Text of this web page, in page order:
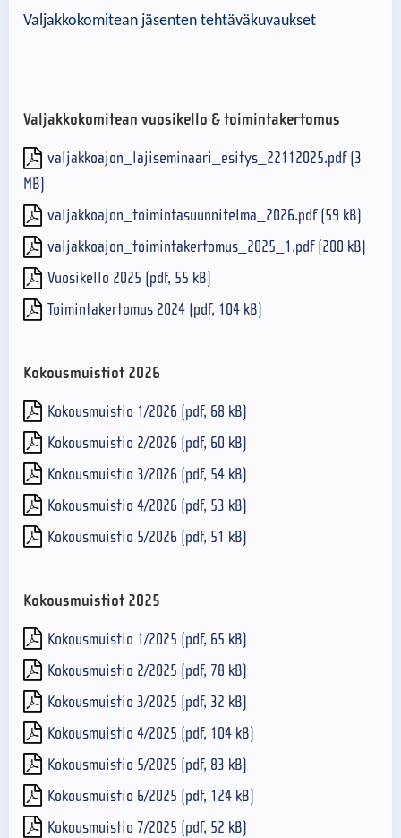
Valjakkokomitean jäsenten tehtäväkuvaukset
Valjakkokomitean vuosikello & toimintakertomus
valjakkoajon_lajiseminaari_esitys_22112025.pdf (3
MB)
valjakkoajon_toimintasuunnitelma_2026.pdf (59 kB)
valjakkoajon_toimintakertomus_2025_1.pdf (200 kB)
Vuosikello 2025 (pdf, 55 kB)
Toimintakertomus 2024 (pdf, 104 kB)
Kokousmuistiot 2026
Kokousmuistio 1/2026 (pdf, 68 kB)
Kokousmuistio 2/2026 (pdf, 60 kB)
Kokousmuistio 3/2026 (pdf, 54 kB)
Kokousmuistio 4/2026 (pdf, 53 kB)
Kokousmuistio 5/2026 (pdf, 51 kB)
Kokousmuistiot 2025
Kokousmuistio 1/2025 (pdf, 65 kB)
Kokousmuistio 2/2025 (pdf, 78 kB)
Kokousmuistio 3/2025 (pdf, 32 kB)
Kokousmuistio 4/2025 (pdf, 104 kB)
Kokousmuistio 5/2025 (pdf, 83 kB)
Kokousmuistio 6/2025 (pdf, 124 kB)
Kokousmuistio 7/2025 (pdf, 52 kB)